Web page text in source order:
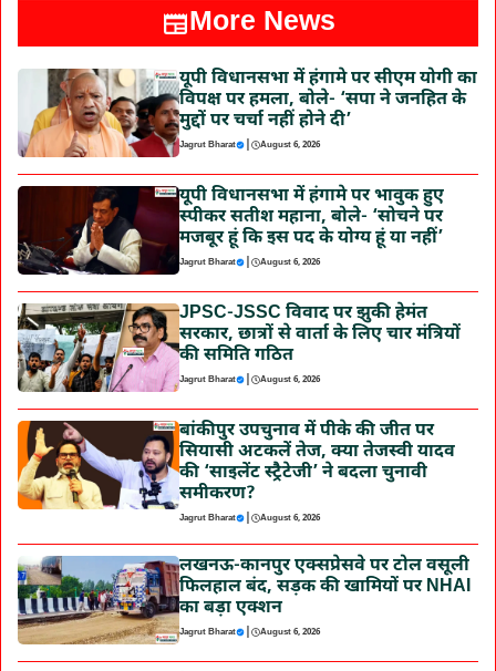
More News
यूपी विधानसभा में हंगामे पर सीएम योगी का
विपक्ष पर हमला, बोले- ‘सपा ने जनहित के
मुद्दों पर चर्चा नहीं होने दी’
Jagrut Bharat | August 6, 2026
यूपी विधानसभा में हंगामे पर भावुक हुए
स्पीकर सतीश महाना, बोले- ‘सोचने पर
मजबूर हूं कि इस पद के योग्य हूं या नहीं’
Jagrut Bharat | August 6, 2026
JPSC-JSSC विवाद पर झुकी हेमंत
सरकार, छात्रों से वार्ता के लिए चार मंत्रियों
की समिति गठित
Jagrut Bharat | August 6, 2026
बांकीपुर उपचुनाव में पीके की जीत पर
सियासी अटकलें तेज, क्या तेजस्वी यादव
की ‘साइलेंट स्ट्रैटेजी’ ने बदला चुनावी
समीकरण?
Jagrut Bharat | August 6, 2026
लखनऊ-कानपुर एक्सप्रेसवे पर टोल वसूली
फिलहाल बंद, सड़क की खामियों पर NHAI
का बड़ा एक्शन
Jagrut Bharat | August 6, 2026